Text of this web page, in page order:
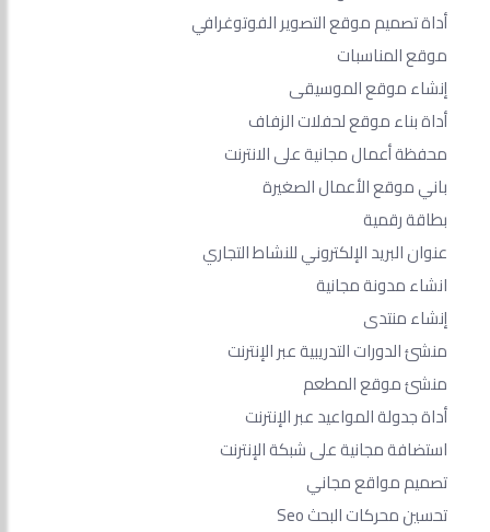
أداة تصميم موقع التصوير الفوتوغرافي
موقع المناسبات
إنشاء موقع الموسيقى
أداة بناء موقع لحفلات الزفاف
محفظة أعمال مجانية على الانترنت
باني موقع الأعمال الصغيرة
بطاقة رقمية
عنوان البريد الإلكتروني للنشاط التجاري
انشاء مدونة مجانية
إنشاء منتدى
منشئ الدورات التدريبية عبر الإنترنت
منشئ موقع المطعم
أداة جدولة المواعيد عبر الإنترنت
استضافة مجانية على شبكة الإنترنت
تصميم مواقع مجاني
تحسين محركات البحث Seo​